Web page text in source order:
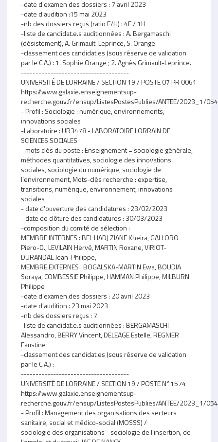
-date d'examen des dossiers : 7 avril 2023
-date d'audition :15 mai 2023
-nb des dossiers reçus (ratio F/H) : 4F / 1H
-liste de candidat.e.s auditionnées : A. Bergamaschi
(désistement), A. Grimault-Leprince, S. Orange
-classement des candidat.es (sous réserve de validation
par le C.A.) : 1. Sophie Orange ; 2. Agnès Grimault-Leprince.
-------------------------------------
UNIVERSITÉ DE LORRAINE / SECTION 19 / POSTE 07 PR 0061
https://www.galaxie.enseignementsup-
recherche.gouv.fr/ensup/ListesPostesPublies/ANTEE/2023_1/
- Profil : Sociologie : numérique, environnements,
innovations sociales
-Laboratoire : UR3478 - LABORATOIRE LORRAIN DE
SCIENCES SOCIALES
- mots clés du poste : Enseignement = sociologie générale,
méthodes quantitatives, sociologie des innovations
sociales, sociologie du numérique, sociologie de
l’environnement, Mots-clés recherche : expertise,
transitions, numérique, environnement, innovations
sociales
- date d'ouverture des candidatures : 23/02/2023
- date de clôture des candidatures : 30/03/2023
-composition du comité de sélection :
MEMBRE INTERNES : BEL HADJ ZIANE Kheira, GALLORO
Piero-D., LEVILAIN Hervé, MARTIN Roxane, VIRIOT-
DURANDAL Jean-Philippe,
MEMBRE EXTERNES : BOGALSKA-MARTIN Ewa, BOUDIA
Soraya, COMBESSIE Philippe, HAMMAN Philippe, MILBURN
Philippe
-date d'examen des dossiers : 20 avril 2023
-date d'audition : 23 mai 2023
-nb des dossiers reçus : 7
-liste de candidat.e.s auditionnées : BERGAMASCHI
Alessandro, BERRY Vincent, DELEAGE Estelle, REGNIER
Faustine
-classement des candidat.es (sous réserve de validation
par le C.A.) :
-------------------------------------
UNIVERSITÉ DE LORRAINE / SECTION 19 / POSTE N°1574
https://www.galaxie.enseignementsup-
recherche.gouv.fr/ensup/ListesPostesPublies/ANTEE/2023_1/
- Profil : Management des organisations des secteurs
sanitaire, social et médico-social (MOSSS) /
sociologie des organisations - sociologie de l'insertion, de